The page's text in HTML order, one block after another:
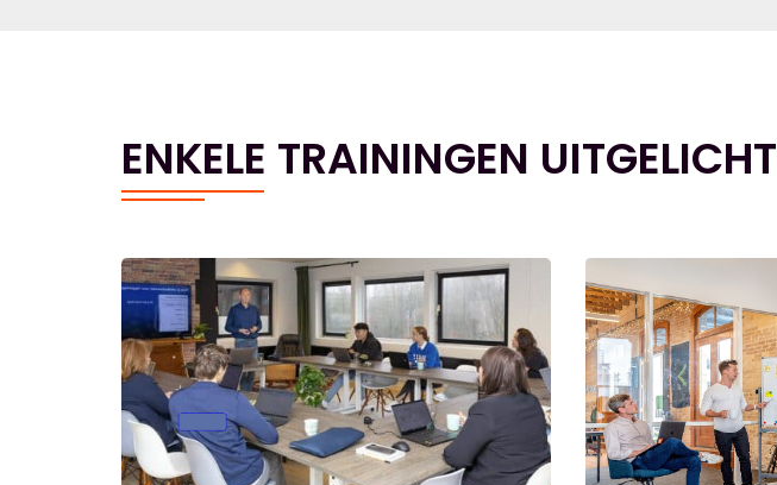
ENKELE TRAININGEN UITGELICHT